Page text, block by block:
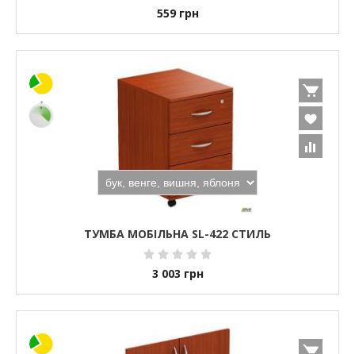
559 грн
ТУМБА МОБІЛЬНА SL-422 СТИЛЬ
3 003 грн